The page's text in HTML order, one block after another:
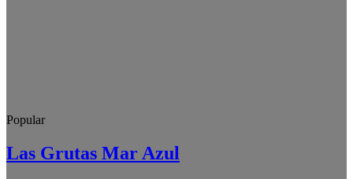
Popular
Las Grutas Mar Azul